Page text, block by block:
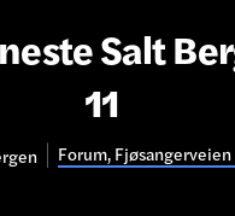
Salt
11
Forum,